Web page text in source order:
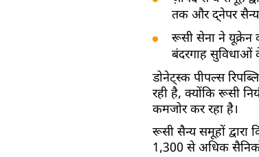
तक और द्नेपर सैन्य
रूसी सेना ने यूक्रेन
बंदरगाह सुविधाओं
डोनेट्स्क पीपल्स
रही है, क्योंकि रूसी
कमजोर कर रहा है।
रूसी सैन्य समूहों
1,300 से अधिक